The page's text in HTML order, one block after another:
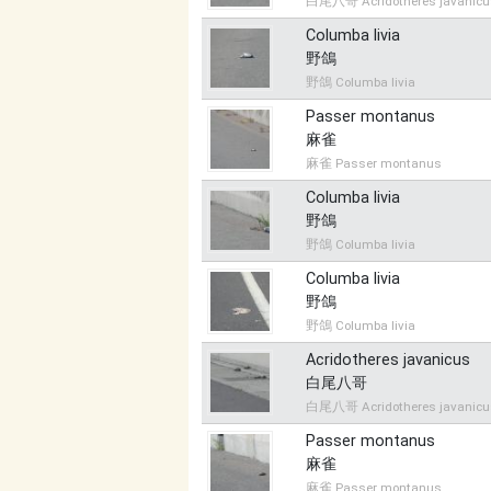
Columba livia
野鴿
野鴿 Columba livia
Passer montanus
麻雀
麻雀 Passer montanus
Columba livia
野鴿
野鴿 Columba livia
Columba livia
野鴿
野鴿 Columba livia
Acridotheres javanicus
白尾八哥
白尾八哥 Acridotheres
Passer montanus
麻雀